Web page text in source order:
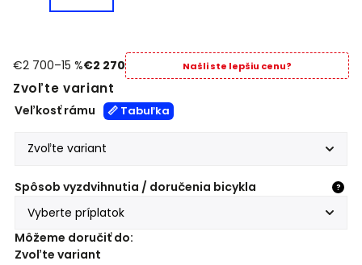
€2 700–15 %€2 270 Našli ste lepšiu cenu?
Zvoľte variant
Veľkosť rámu 📏 Tabuľka
Spôsob vyzdvihnutia / doručenia bicykla ?
Môžeme doručiť do:
Zvoľte variant